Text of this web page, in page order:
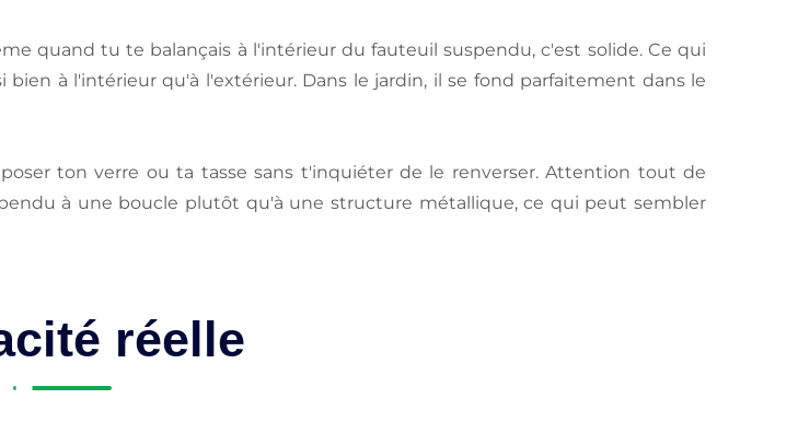
quand tu te balançais à l'intérieur du fauteuil suspendu, c'est solide. Ce qui
à l'intérieur qu'à l'extérieur. Dans le jardin, il se fond parfaitement dans le
ton verre ou ta tasse sans t'inquiéter de le renverser. Attention tout de
à une boucle plutôt qu'à une structure métallique, ce qui peut sembler
réelle